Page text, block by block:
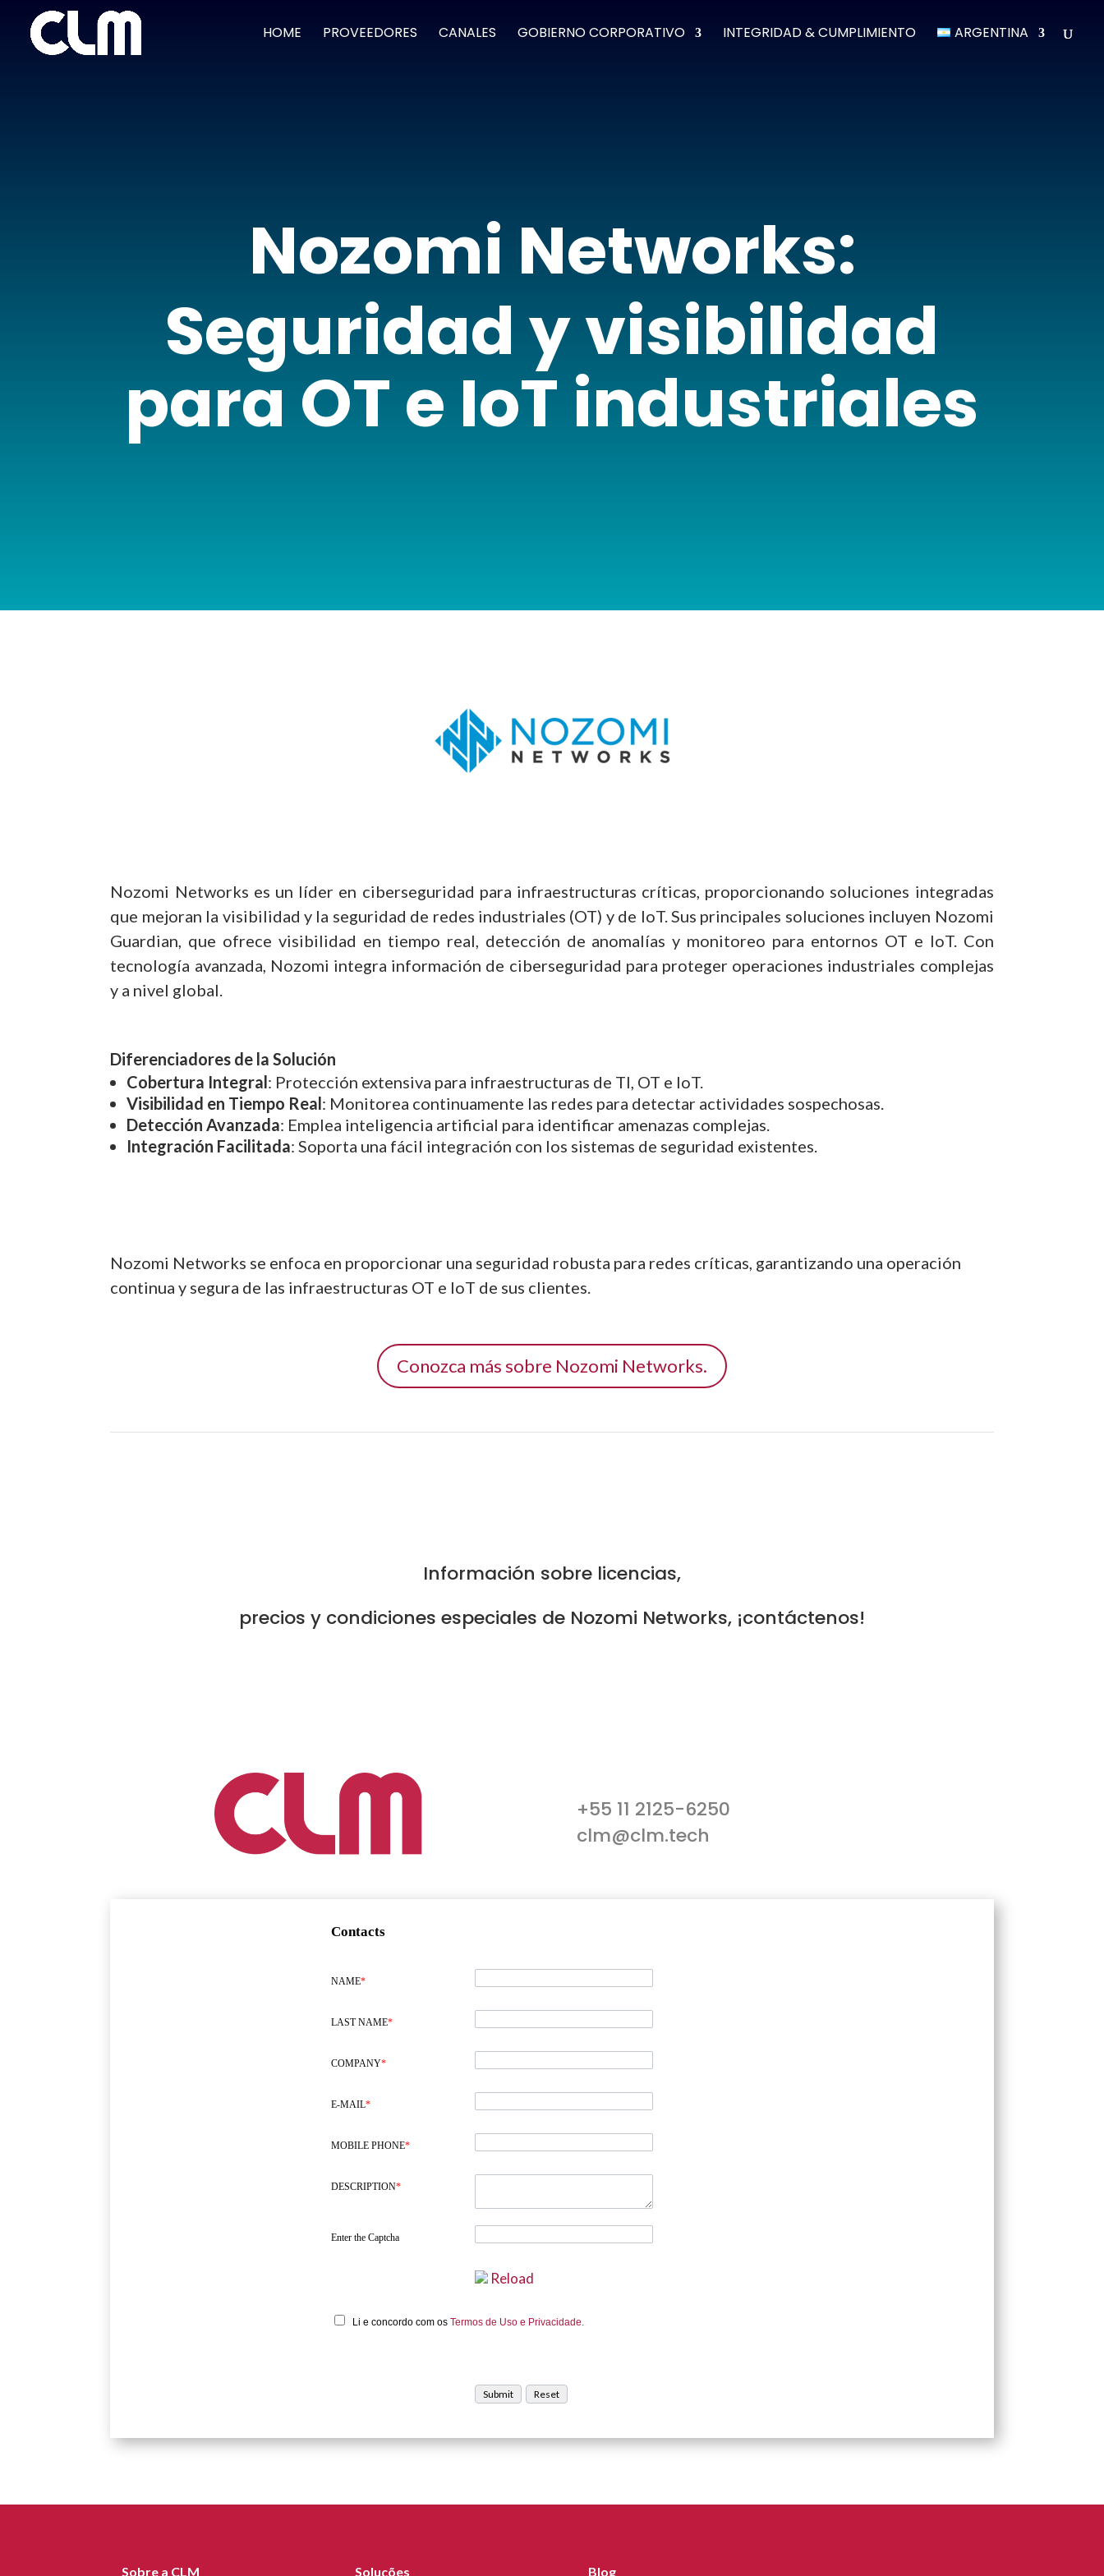
HOME PROVEEDORES CANALES GOBIERNO CORPORATIVO INTEGRIDAD & CUMPLIMIENTO ARGENTINA
Nozomi Networks:
Seguridad y visibilidad
para OT e IoT industriales
Nozomi Networks es un líder en ciberseguridad para infraestructuras críticas, proporcionando soluciones integradas
que mejoran la visibilidad y la seguridad de redes industriales (OT) y de IoT. Sus principales soluciones incluyen Nozomi
Guardian, que ofrece visibilidad en tiempo real, detección de anomalías y monitoreo para entornos OT e IoT. Con
tecnología avanzada, Nozomi integra información de ciberseguridad para proteger operaciones industriales complejas
y a nivel global.
Diferenciadores de la Solución
Cobertura Integral: Protección extensiva para infraestructuras de TI, OT e IoT.
Visibilidad en Tiempo Real: Monitorea continuamente las redes para detectar actividades sospechosas.
Detección Avanzada: Emplea inteligencia artificial para identificar amenazas complejas.
Integración Facilitada: Soporta una fácil integración con los sistemas de seguridad existentes.
Nozomi Networks se enfoca en proporcionar una seguridad robusta para redes críticas, garantizando una operación
continua y segura de las infraestructuras OT e IoT de sus clientes.
Conozca más sobre Nozomi Networks.
Información sobre licencias,
precios y condiciones especiales de Nozomi Networks, ¡contáctenos!
+55 11 2125-6250
clm@clm.tech
Contacts
NAME*
LAST NAME*
COMPANY*
E-MAIL*
MOBILE PHONE*
DESCRIPTION*
Enter the Captcha
Reload
Li e concordo com os Termos de Uso e Privacidade.
Sobre a CLM Soluções Blog